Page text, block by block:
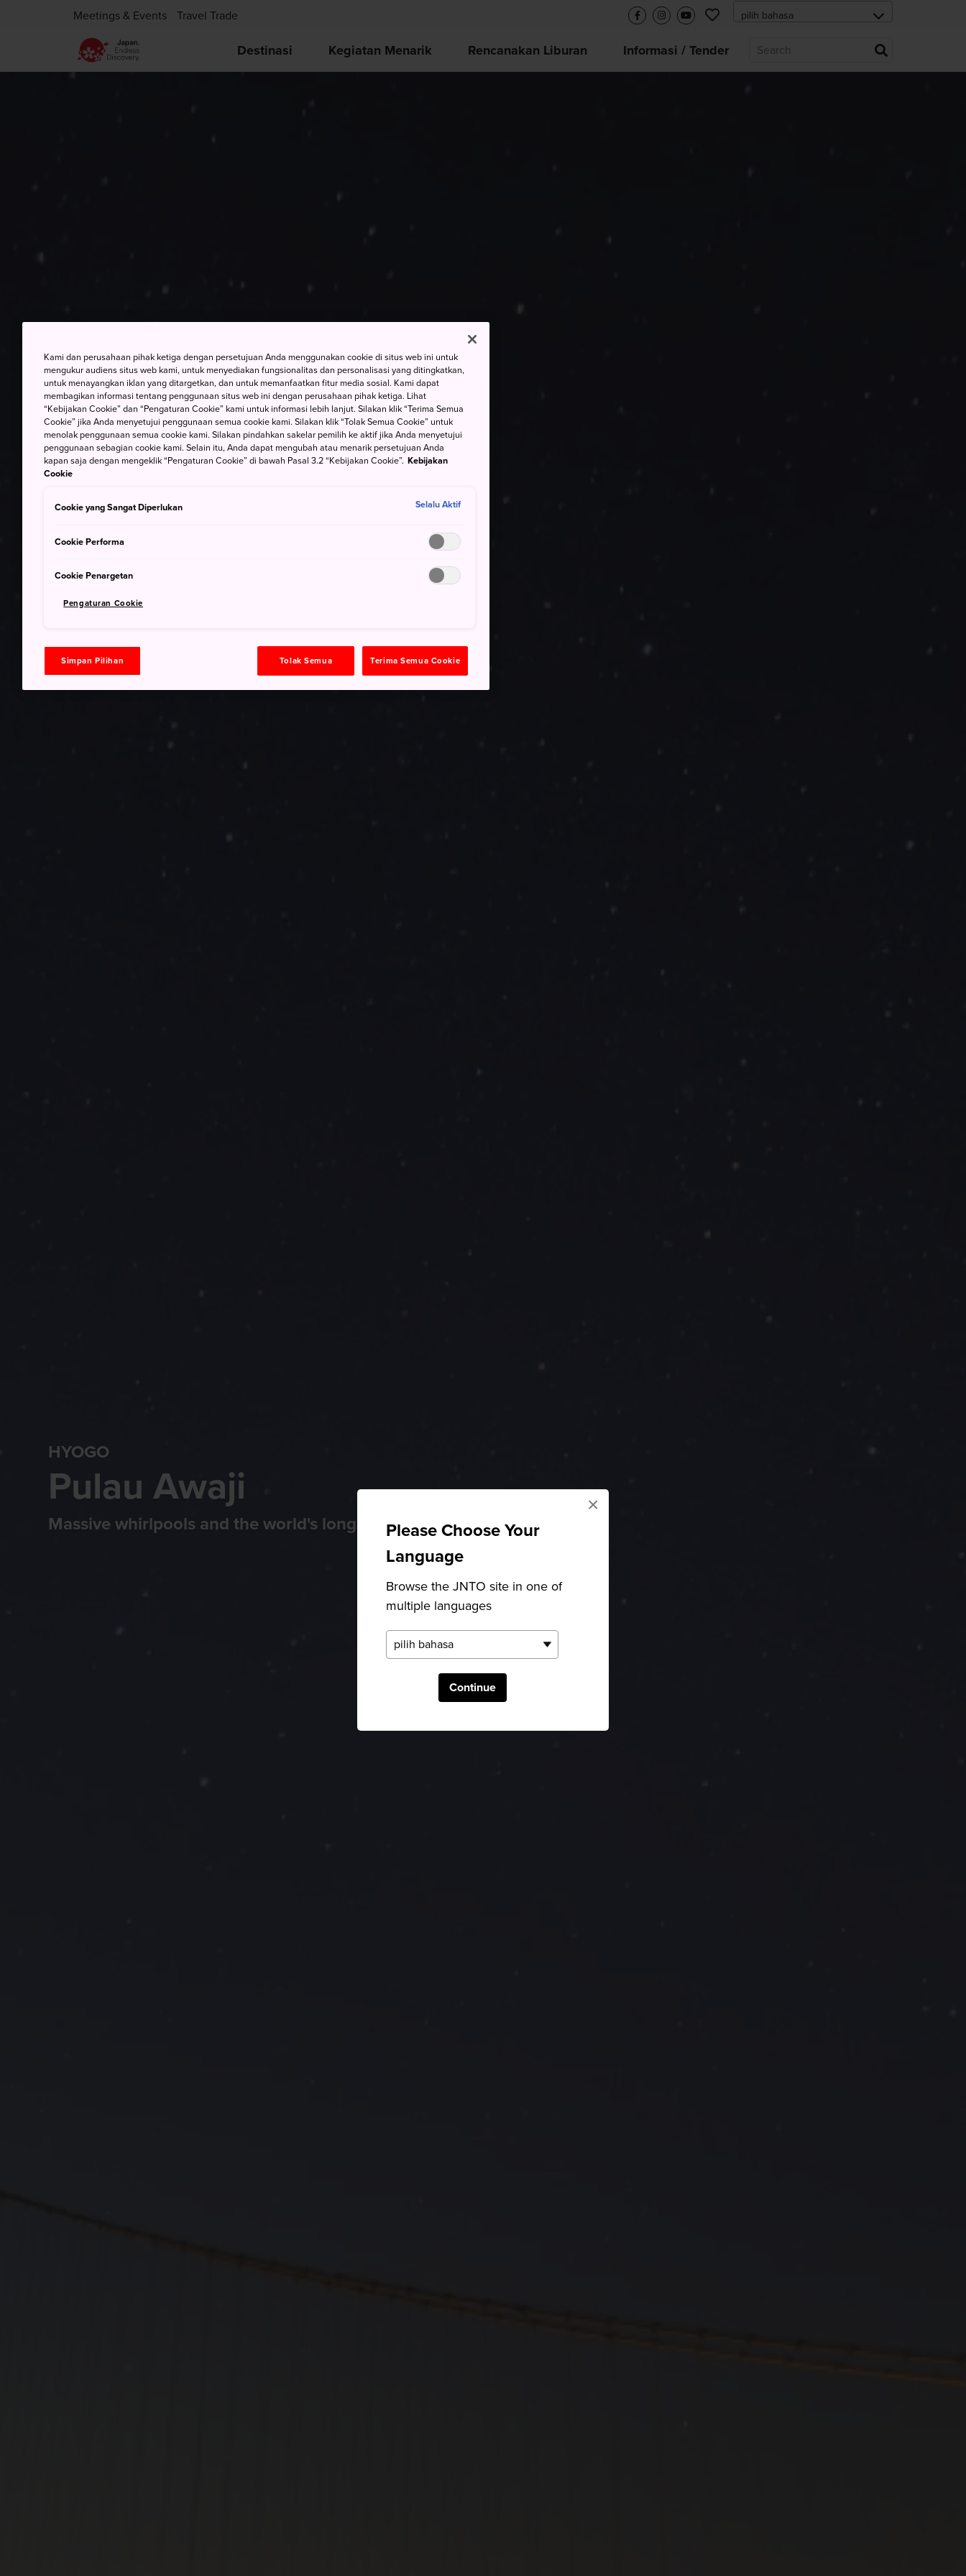
Please Choose Your
Language
Browse the JNTO site in one of
multiple languages
Continue
×
Meetings & Events Travel Trade
Destinasi Kegiatan Menarik Rencanakan Liburan Informasi / Tender
HYOGO
Pulau Awaji
Massive whirlpools and the world's longest suspension bridge
Kami dan perusahaan pihak ketiga dengan persetujuan Anda menggunakan cookie di situs web ini untuk
mengukur audiens situs web kami, untuk menyediakan fungsionalitas dan personalisasi yang ditingkatkan,
untuk menayangkan iklan yang ditargetkan, dan untuk memanfaatkan fitur media sosial. Kami dapat
membagikan informasi tentang penggunaan situs web ini dengan perusahaan pihak ketiga. Lihat
“Kebijakan Cookie” dan “Pengaturan Cookie” kami untuk informasi lebih lanjut. Silakan klik “Terima Semua
Cookie” jika Anda menyetujui penggunaan semua cookie kami. Silakan klik “Tolak Semua Cookie” untuk
menolak penggunaan semua cookie kami. Silakan pindahkan sakelar pemilih ke aktif jika Anda menyetujui
penggunaan sebagian cookie kami. Selain itu, Anda dapat mengubah atau menarik persetujuan Anda
kapan saja dengan mengeklik “Pengaturan Cookie” di bawah Pasal 3.2 “Kebijakan Cookie”. Kebijakan
Cookie
Cookie yang Sangat Diperlukan Selalu Aktif
Cookie Performa
Cookie Penargetan
Pengaturan Cookie
Simpan Pilihan Tolak Semua Terima Semua Cookie